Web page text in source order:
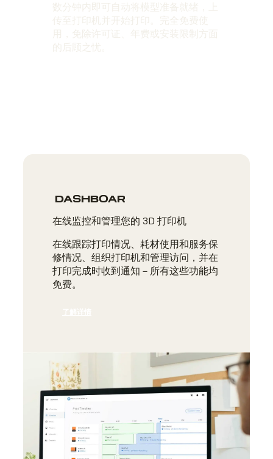
数分钟内即可自动将模型准备就绪，上
传至打印机并开始打印。完全免费使
用，免除许可证、年费或安装限制方面
的后顾之忧。
DASHBOARD
在线监控和管理您的 3D 打印机
在线跟踪打印情况、耗材使用和服务保
修情况、组织打印机和管理访问，并在
打印完成时收到通知－所有这些功能均
免费。